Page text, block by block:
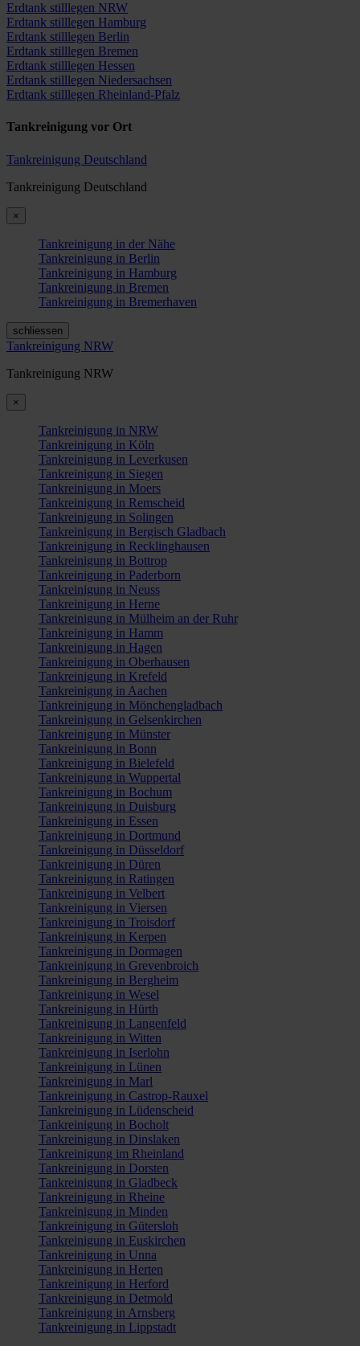
Erdtank stilllegen NRW
Erdtank stilllegen Hamburg
Erdtank stilllegen Berlin
Erdtank stilllegen Bremen
Erdtank stilllegen Hessen
Erdtank stilllegen Niedersachsen
Erdtank stilllegen Rheinland-Pfalz
Tankreinigung vor Ort
Tankreinigung Deutschland
Tankreinigung Deutschland
×
Tankreinigung in der Nähe
Tankreinigung in Berlin
Tankreinigung in Hamburg
Tankreinigung in Bremen
Tankreinigung in Bremerhaven
schliessen
Tankreinigung NRW
Tankreinigung NRW
×
Tankreinigung in NRW
Tankreinigung in Köln
Tankreinigung in Leverkusen
Tankreinigung in Siegen
Tankreinigung in Moers
Tankreinigung in Remscheid
Tankreinigung in Solingen
Tankreinigung in Bergisch Gladbach
Tankreinigung in Recklinghausen
Tankreinigung in Bottrop
Tankreinigung in Paderborn
Tankreinigung in Neuss
Tankreinigung in Herne
Tankreinigung in Mülheim an der Ruhr
Tankreinigung in Hamm
Tankreinigung in Hagen
Tankreinigung in Oberhausen
Tankreinigung in Krefeld
Tankreinigung in Aachen
Tankreinigung in Mönchengladbach
Tankreinigung in Gelsenkirchen
Tankreinigung in Münster
Tankreinigung in Bonn
Tankreinigung in Bielefeld
Tankreinigung in Wuppertal
Tankreinigung in Bochum
Tankreinigung in Duisburg
Tankreinigung in Essen
Tankreinigung in Dortmund
Tankreinigung in Düsseldorf
Tankreinigung in Düren
Tankreinigung in Ratingen
Tankreinigung in Velbert
Tankreinigung in Viersen
Tankreinigung in Troisdorf
Tankreinigung in Kerpen
Tankreinigung in Dormagen
Tankreinigung in Grevenbroich
Tankreinigung in Bergheim
Tankreinigung in Wesel
Tankreinigung in Hürth
Tankreinigung in Langenfeld
Tankreinigung in Witten
Tankreinigung in Iserlohn
Tankreinigung in Lünen
Tankreinigung in Marl
Tankreinigung in Castrop-Rauxel
Tankreinigung in Lüdenscheid
Tankreinigung in Bocholt
Tankreinigung in Dinslaken
Tankreinigung im Rheinland
Tankreinigung in Dorsten
Tankreinigung in Gladbeck
Tankreinigung in Rheine
Tankreinigung in Minden
Tankreinigung in Gütersloh
Tankreinigung in Euskirchen
Tankreinigung in Unna
Tankreinigung in Herten
Tankreinigung in Herford
Tankreinigung in Detmold
Tankreinigung in Arnsberg
Tankreinigung in Lippstadt